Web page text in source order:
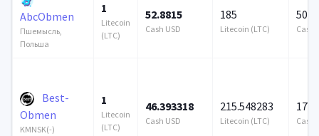
AbcObmen
Пшемысль,
Польша
1
Litecoin
(LTC)
52.8815
Cash USD
185
Litecoin (LTC)
500
Cash
Best-
Obmen
KMNSK(-)
1
Litecoin
(LTC)
46.393318
Cash USD
215.548283
Litecoin (LTC)
172
Cash